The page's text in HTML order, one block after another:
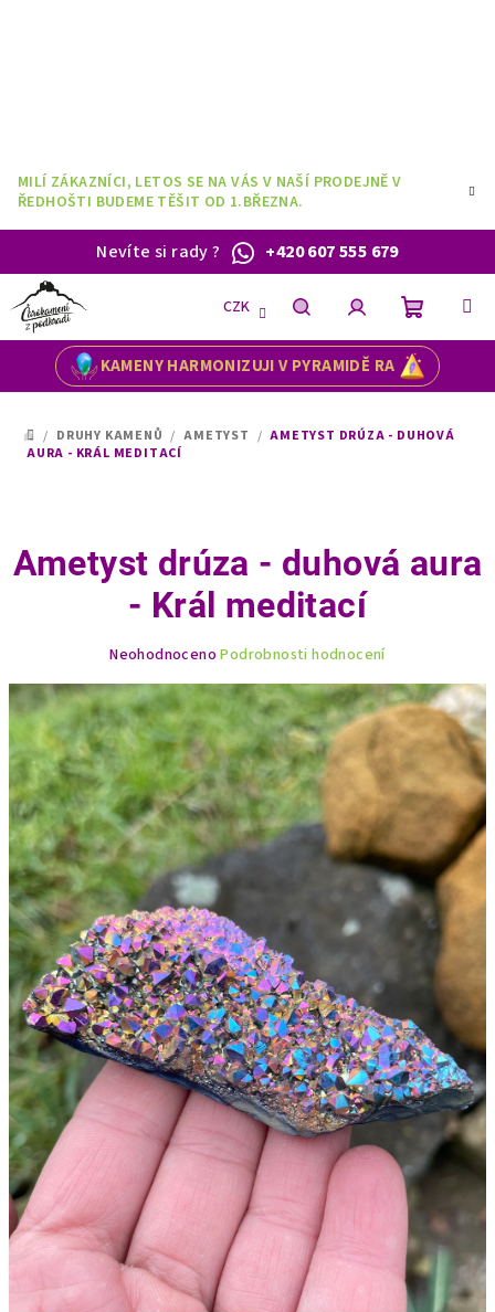
MILÍ ZÁKAZNÍCI, LETOS SE NA VÁS V NAŠÍ PRODEJNĚ V
ŘEDHOŠTI BUDEME TĚŠIT OD 1.BŘEZNA.
Nevíte si rady? +420 607 555 679
KAMENY HARMONIZUJI V PYRAMIDĚ RA
CZK
HledatPřihlášeníNákupní
DOMŮ
/ DRUHY KAMENŮ / AMETYST / AMETYST DRÚZA - DUHOVÁ
AURA - KRÁL MEDITACÍ
Ametyst drúza - duhová aura
- Král meditací
produktu
je
0,0
z
5
hvězdiček.
Neohodnoceno Podrobnosti hodnocení